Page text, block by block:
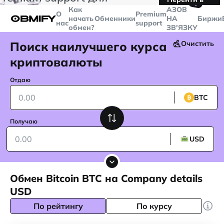
больше
$5000
Telegram
О
нас
Как
начать
обмен?
ОбменникиPremium
support
🤙
AЗОВ
НА
ЗВ'ЯЗКУ
Биржи
Поиск наилучшего курса
криптовалюты
Очистить
Отдаю
BTC
Получаю
USD
Обмен Bitcoin BTC на Company details
USD
По рейтингу По курсу